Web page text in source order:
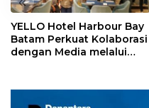
YELLO Hotel Harbour Bay
Batam Perkuat Kolaborasi
dengan Media melalui